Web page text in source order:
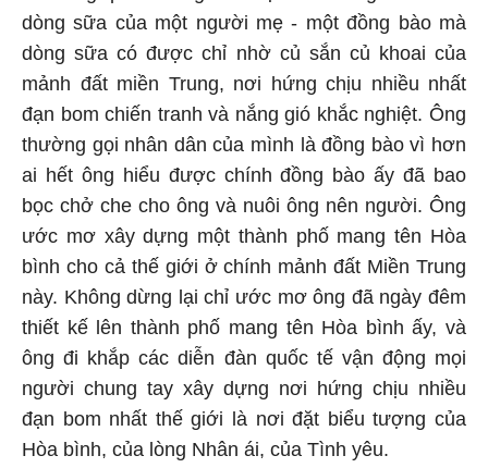
dòng sữa của một người mẹ - một đồng bào mà
dòng sữa có được chỉ nhờ củ sắn củ khoai của
mảnh đất miền Trung, nơi hứng chịu nhiều nhất
đạn bom chiến tranh và nắng gió khắc nghiệt. Ông
thường gọi nhân dân của mình là đồng bào vì hơn
ai hết ông hiểu được chính đồng bào ấy đã bao
bọc chở che cho ông và nuôi ông nên người. Ông
ước mơ xây dựng một thành phố mang tên Hòa
bình cho cả thế giới ở chính mảnh đất Miền Trung
này. Không dừng lại chỉ ước mơ ông đã ngày đêm
thiết kế lên thành phố mang tên Hòa bình ấy, và
ông đi khắp các diễn đàn quốc tế vận động mọi
người chung tay xây dựng nơi hứng chịu nhiều
đạn bom nhất thế giới là nơi đặt biểu tượng của
Hòa bình, của lòng Nhân ái, của Tình yêu.